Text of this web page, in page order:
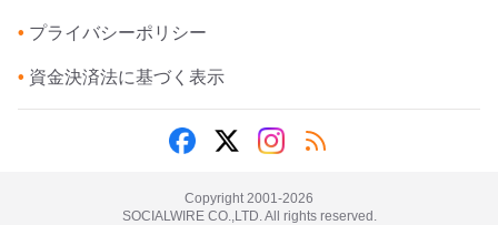
• プライバシーポリシー
• 資金決済法に基づく表示
Copyright 2001-2026
SOCIALWIRE CO.,LTD. All rights reserved.